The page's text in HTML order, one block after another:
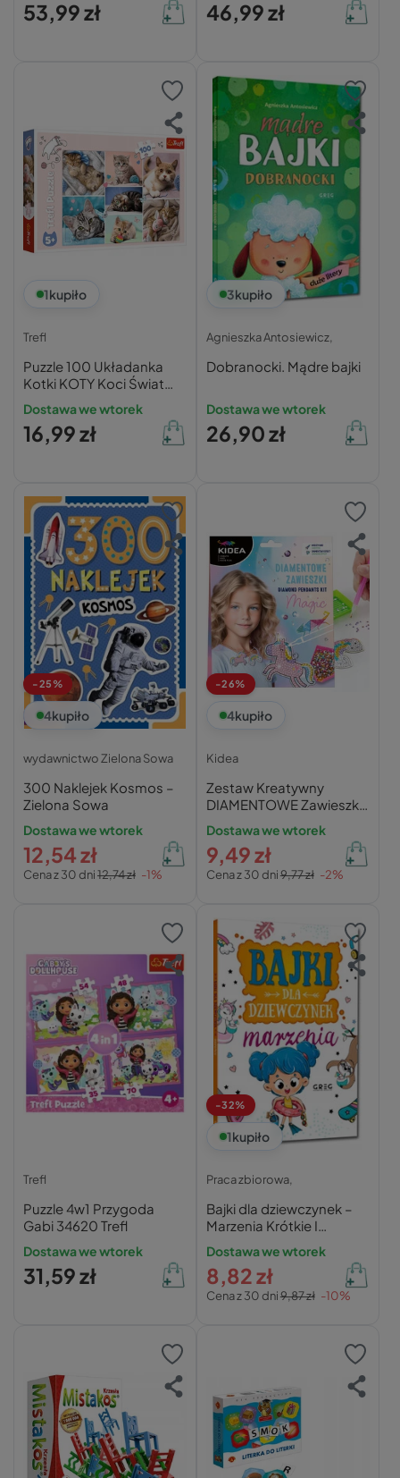
53,99 zł 46,99 zł
1kupiło
Trefl
Puzzle 100 Układanka
Kotki KOTY Koci Świat
Kocięta Kot 5+ Trefl
16420
Dostawa we wtorek
16,99 zł
3kupiło
Agnieszka Antosiewicz,
Dobranocki. Mądre bajki
Dostawa we wtorek
26,90 zł
-25%
4kupiło
wydawnictwo Zielona Sowa
300 Naklejek Kosmos –
Zielona Sowa
Dostawa we wtorek
Cena z 30 dni12,74 zł -1%
12,54 zł
-26%
4kupiło
Kidea
Zestaw Kreatywny
DIAMENTOWE Zawieszki
MAGIC 5+ Kidea DZRMKA
Dostawa we wtorek
Cena z 30 dni9,77 zł -2%
9,49 zł
Trefl
Puzzle 4w1 Przygoda
Gabi 34620 Trefl
Dostawa we wtorek
31,59 zł
-32%
1kupiło
Praca zbiorowa,
Bajki dla dziewczynek –
Marzenia Krótkie I
Ciekawe Opowieści –
Praca zbiorowa
Dostawa we wtorek
Cena z 30 dni9,87 zł -10%
8,82 zł